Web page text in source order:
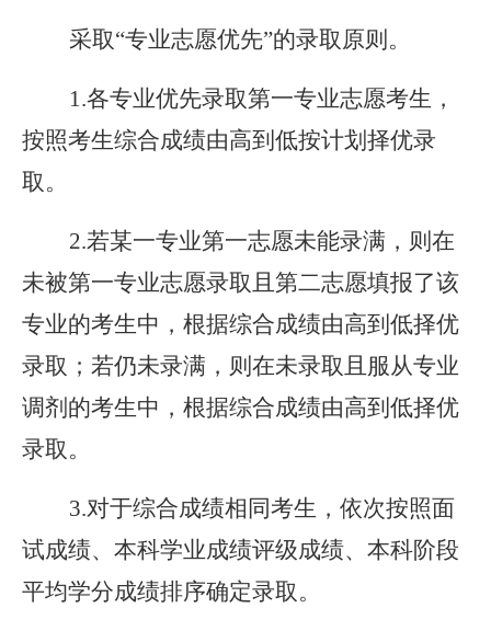
采取“专业志愿优先”的录取原则。
1.各专业优先录取第一专业志愿考生，
按照考生综合成绩由高到低按计划择优录
取。
2.若某一专业第一志愿未能录满，则在
未被第一专业志愿录取且第二志愿填报了该
专业的考生中，根据综合成绩由高到低择优
录取；若仍未录满，则在未录取且服从专业
调剂的考生中，根据综合成绩由高到低择优
录取。
3.对于综合成绩相同考生，依次按照面
试成绩、本科学业成绩评级成绩、本科阶段
平均学分成绩排序确定录取。